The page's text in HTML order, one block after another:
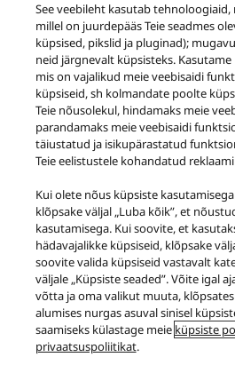
Laadi alla
Tooted Grand Class Grand Class
Tingimused
Küpsiste kasutamise poliitika
Teata takistustest
EU
SEADUSEST TULENEV
Area/
Copyright © 2026 Panasonic
See veebileht kasutab tehnoloogiaid,
millel on juurdepääs Teie seadmes
küpsised, pikslid ja pluginad);
neid järgnevalt küpsisteks.
mis on vajalikud meie veebisaidi
küpsiseid, sh kolmandate poolte
Teie nõusolekul, hindamaks meie
parandamaks meie veebisaidi
täiustatud ja isikupärastatud
Teie eelistustele kohandatud
Kui olete nõus küpsiste
klõpsake väljal „Luba kõik”, et
kasutamisega. Kui soovite, et
hädavajalikke küpsiseid, klõpsake
soovite valida küpsiseid vastavalt
väljale „Küpsiste seaded”. Võite igal
võtta ja oma valikut muuta,
alumises nurgas asuval sinisel
saamiseks külastage meie küpsiste
privaatsuspoliitikat.